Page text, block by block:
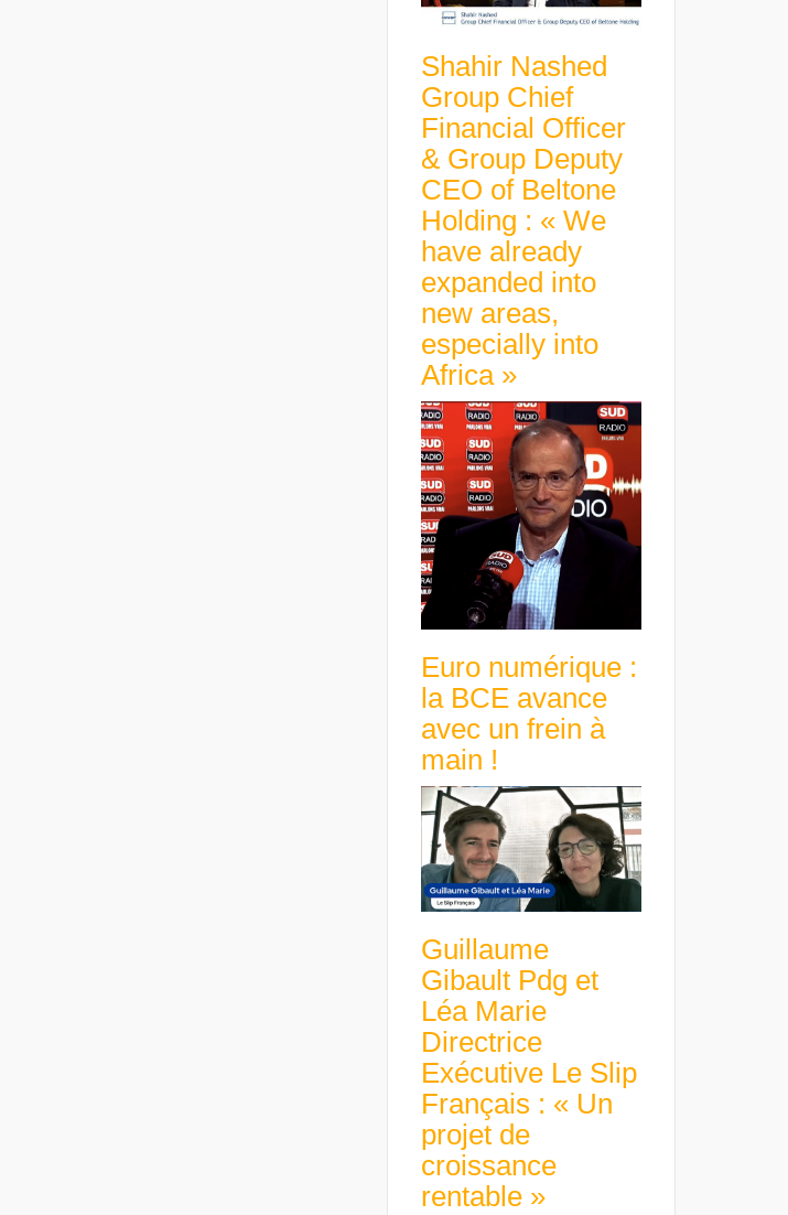
Shahir Nashed
Group Chief
Financial Officer
& Group Deputy
CEO of Beltone
Holding : « We
have already
expanded into
new areas,
especially into
Africa »
Euro numérique :
la BCE avance
avec un frein à
main !
Guillaume
Gibault Pdg et
Léa Marie
Directrice
Exécutive Le Slip
Français : « Un
projet de
croissance
rentable »